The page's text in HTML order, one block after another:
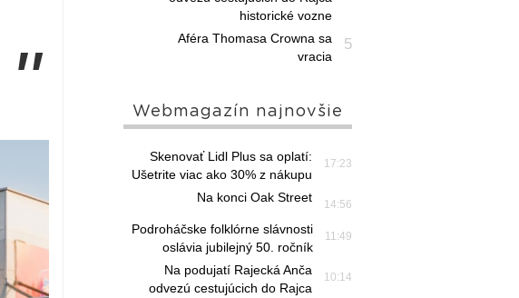
"
historické vozne
5
Aféra Thomasa Crowna sa
vracia
Webmagazín najnovšie
17:23
Skenovať Lidl Plus sa oplatí:
Ušetrite viac ako 30% z nákupu
14:56
Na konci Oak Street
11:49
Podroháčske folklórne slávnosti
oslávia jubilejný 50. ročník
10:14
Na podujatí Rajecká Anča
odvezú cestujúcich do Rajca